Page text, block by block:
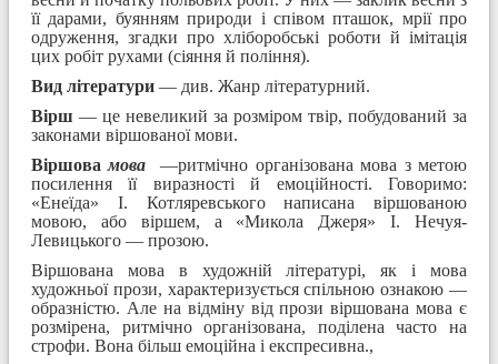
її дарами, буянням природи і співом пташок, мрії про
одруження, згадки про хліборобські роботи й імітація
цих робіт рухами (сіяння й поління).
Вид літератури — див. Жанр літературний.
Вірш — це невеликий за розміром твір, побудований за
законами віршованої мови.
Віршовамова
—ритмічно організована мова з метою
посилення її виразності й емоційності. Говоримо:
«Енеїда» І. Котляревського написана віршованою
мовою, або віршем, а «Микола Джеря» І. Нечуя-
Левицького — прозою.
Віршована мова в художній літературі, як і мова
художньої прози, характеризується спільною ознакою —
образністю. Але на відміну від прози віршована мова є
розмірена, ритмічно організова­на, поділена часто на
строфи. Вона більш емоційна і експресивна.,